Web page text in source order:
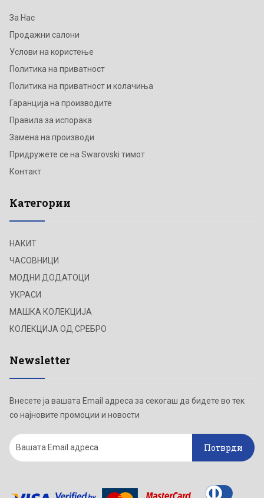
За Нас
Продажни салони
Услови на користење
Политика на приватност
Политика на приватност и колачиња
Гаранција на производите
Правила за испорака
Замена на производи
Придружете се на Swarovski тимот
Контакт
Категории
НАКИТ
ЧАСОВНИЦИ
МОДНИ ДОДАТОЦИ
УКРАСИ
МАШКА КОЛЕКЦИЈА
КОЛЕКЦИЈА ОД СРЕБРО
Newsletter
Внесете ја вашата Email адреса за секогаш да бидете во тек
со најновите промоции и новости
Потврди